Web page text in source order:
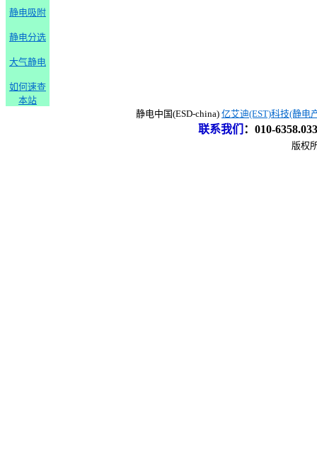
静电吸附
静电分选
大气静电
如何速查
本站
静电中国(ESD-china) 亿艾迪(EST)科技(静电
联系我们 ： 010-
版权